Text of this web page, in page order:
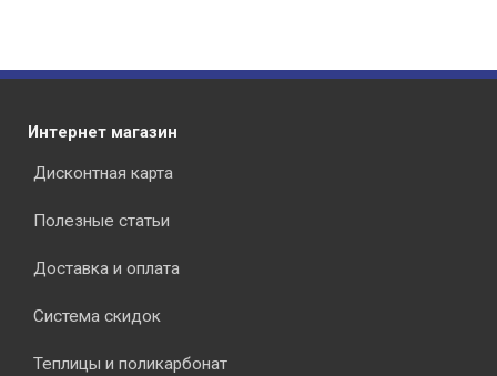
Интернет магазин
Дисконтная карта
Полезные статьи
Доставка и оплата
Система скидок
Теплицы и поликарбонат